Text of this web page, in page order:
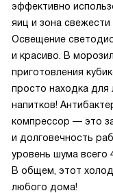
эффективно
яиц и зона
Освещение
и красиво. В
приготовления
просто находка для
напитков!
компрессор — это
и долговечность
уровень шума всего
В общем, этот
любого дома!